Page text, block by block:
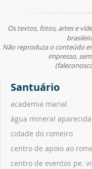
Os textos, fotos, artes e
Não reproduza o conteúdo
impresso,
Santuário
academia marial
água mineral aparecida
cidade do romeiro
centro de apoio ao
centro de eventos pe.